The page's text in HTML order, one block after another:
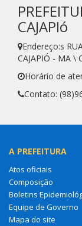
CAJAPIó
Endereço:s
CAJAPIÓ - MA \
Horário de
Contato:
A PREFEITURA
Atos oficiais
Composição
Boletins
Equipe de Governo
Mapa do site